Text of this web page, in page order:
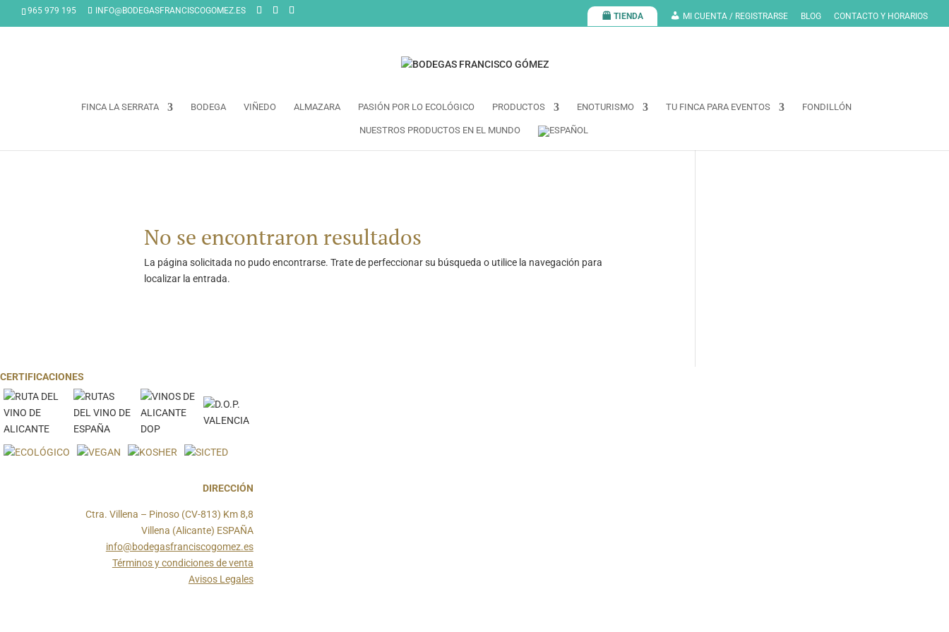
965 979 195 INFO@BODEGASFRANCISCOGOMEZ.ES
TIENDA MI CUENTA / REGISTRARSE BLOG CONTACTO Y HORARIOS
FINCA LA SERRATA BODEGA VIÑEDO ALMAZARA PASIÓN POR LO ECOLÓGICO PRODUCTOS ENOTURISMO TU FINCA PARA EVENTOS FONDILLÓN
NUESTROS PRODUCTOS EN EL MUNDO
No se encontraron resultados
La página solicitada no pudo encontrarse. Trate de perfeccionar su búsqueda o utilice la navegación para
localizar la entrada.
CERTIFICACIONES
DIRECCIÓN
Ctra. Villena – Pinoso (CV-813) Km 8,8
Villena (Alicante) ESPAÑA
info@bodegasfranciscogomez.es
Términos y condiciones de venta
Avisos Legales